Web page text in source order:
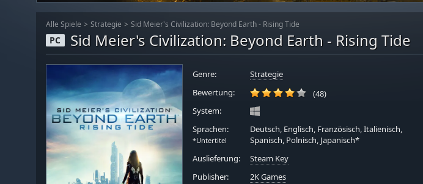
Alle Spiele Strategie Sid Meier's Civilization: Beyond Earth - Rising Tide
PC Sid Meier's Civilization: Beyond Earth - Rising Tide
Genre:
Strategie
Bewertung:
(48)
System:
Sprachen:
*Untertitel
Deutsch, Englisch, Französisch, Italienisch,
Spanisch, Polnisch, Japanisch*
Auslieferung:
Steam Key
Publisher:
2K Games